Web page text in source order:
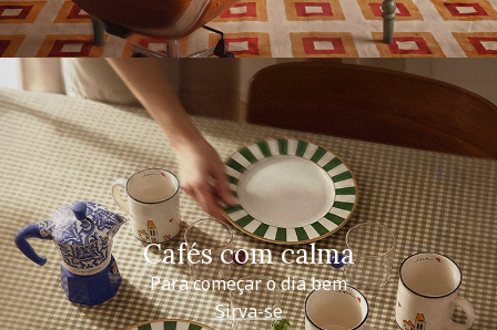
Cafés com calma
Para começar o dia bem
Sirva-se